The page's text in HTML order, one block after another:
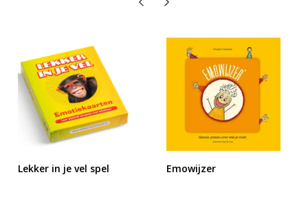
Lekker in je vel spel Emowijzer